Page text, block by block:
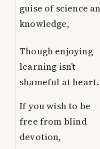
guise of science
knowledge,
Though enjoying
learning isn’t
shameful at heart.
If you wish to be
free from blind
devotion,